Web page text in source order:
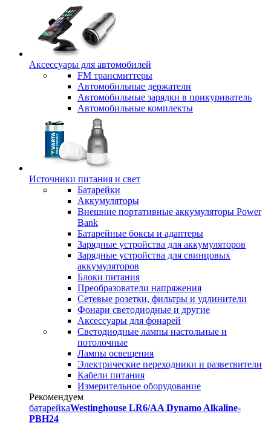
Аксессуары для автомобилей
FM трансмиттеры
Автомобильные держатели
Автомобильные зарядки в прикуриватель
Автомобильные комплекты
Источники питания и свет
Батарейки
Аккумуляторы
Внешние портативные аккумуляторы Power
Bank
Батарейные боксы и адаптеры
Зарядные устройства для аккумуляторов
Зарядные устройства для свинцовых
аккумуляторов
Блоки питания
Преобразователи напряжения
Сетевые розетки, фильтры и удлинители
Фонари светодиодные и другие
Аксессуары для фонарей
Светодиодные лампы настольные и
потолочные
Лампы освещения
Электрические переходники и разветвители
Кабели питания
Измерительное оборудование
Рекомендуем
батарейкаWestinghouse LR6/AA Dynamo Alkaline-
PBH24